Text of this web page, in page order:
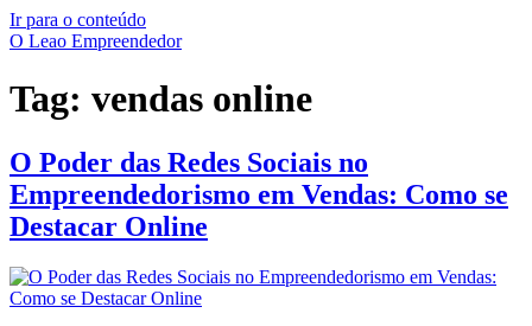
Ir para o conteúdo
O Leao Empreendedor
Tag: vendas online
O Poder das Redes Sociais no
Empreendedorismo em Vendas: Como se
Destacar Online